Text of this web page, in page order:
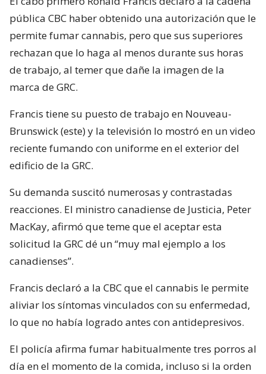
pública CBC haber obtenido una autorización que le
permite fumar cannabis, pero que sus superiores
rechazan que lo haga al menos durante sus horas
de trabajo, al temer que dañe la imagen de la
marca de GRC.
Francis tiene su puesto de trabajo en Nouveau-
Brunswick (este) y la televisión lo mostró en un video
reciente fumando con uniforme en el exterior del
edificio de la GRC.
Su demanda suscitó numerosas y contrastadas
reacciones. El ministro canadiense de Justicia, Peter
MacKay, afirmó que teme que el aceptar esta
solicitud la GRC dé un “muy mal ejemplo a los
canadienses”.
Francis declaró a la CBC que el cannabis le permite
aliviar los síntomas vinculados con su enfermedad,
lo que no había logrado antes con antidepresivos.
El policía afirma fumar habitualmente tres porros al
día en el momento de la comida, incluso si la orden